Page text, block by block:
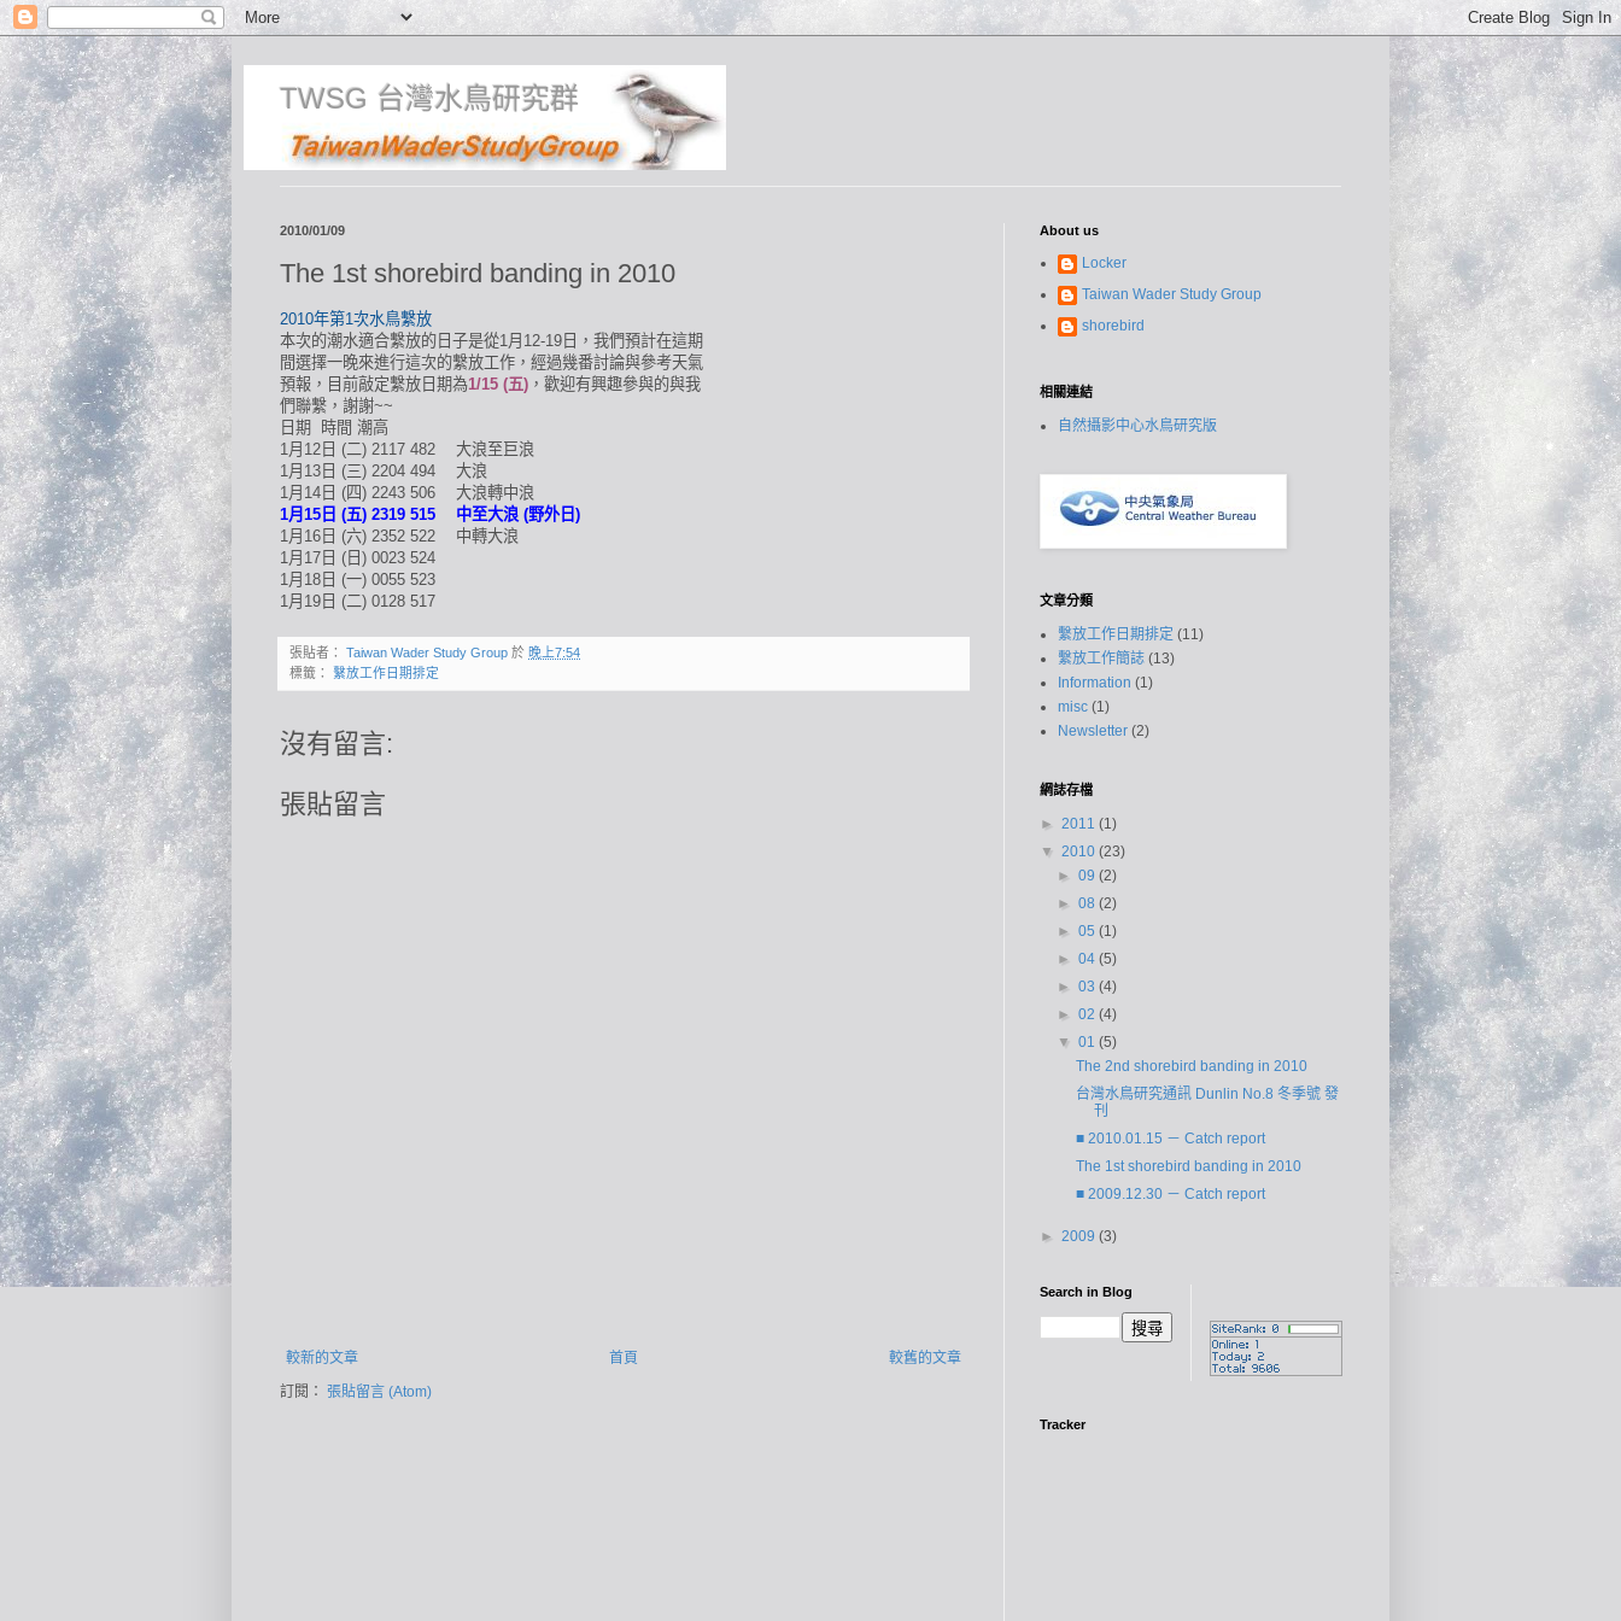
TWSG 台灣水鳥研究群
2010/01/09
The 1st shorebird banding in 2010
2010年第1次水鳥繫放
本次的潮水適合繫放的日子是從1月12-19日，我們預計在這期
間選擇一晚來進行這次的繫放工作，經過幾番討論與參考天氣
預報，目前敲定繫放日期為1/15 (五) ，歡迎有興趣參與的與我
們聯繫，謝謝~~
日期
時間 潮高
1月12日 (二) 2117 482
大浪至巨浪
1月13日 (三) 2204 494
大浪
1月14日 (四) 2243 506
大浪轉中浪
1月15日 (五) 2319 515
中至大浪 (野外日)
1月16日 (六) 2352 522
中轉大浪
1月17日 (日) 0023 524
1月18日 (一) 0055 523
1月19日 (二) 0128 517
張貼者： Taiwan Wader Study Group 於 晚上7:54
標籤： 繫放工作日期排定
沒有留言:
張貼留言
較新的文章 較舊的文章
首頁
訂閱： 張貼留言 (Atom)
About us
Locker
Taiwan Wader Study Group
shorebird
相關連結
自然攝影中心水鳥研究版
文章分類
繫放工作日期排定 (11)
繫放工作簡誌 (13)
Information (1)
misc (1)
Newsletter (2)
網誌存檔
► 2011 (1)
▼ 2010 (23)
►09(2)
►08(2)
►05(1)
►04(5)
►03(4)
►02(4)
▼01(5)
The 2nd shorebird banding in 2010
台灣水鳥研究通訊 Dunlin No.8 冬季號 發
刊
■ 2010.01.15 － Catch report
The 1st shorebird banding in 2010
■ 2009.12.30 － Catch report
► 2009 (3)
Search in Blog
Tracker